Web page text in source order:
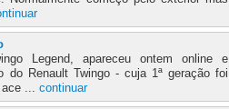
Legend, apareceu ontem online e
do Renault Twingo - cuja 1ª geração foi
... continuar